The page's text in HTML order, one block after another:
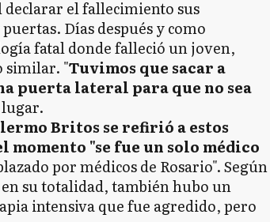
el fallecimiento sus
Días después y como
fatal donde falleció un joven,
similar. "Tuvimos que sacar a
puerta lateral para que no sea
Britos se refirió a estos
momento "se fue un solo médico
por médicos de Rosario". Según
su totalidad, también hubo un
intensiva que fue agredido, pero